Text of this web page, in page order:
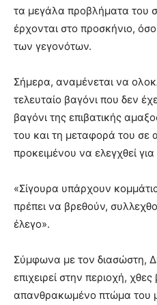
τα μεγάλα προβλήματα του
έρχονται στο προσκήνιο,
των γεγονότων.
Σήμερα, αναμένεται να
τελευταίο βαγόνι που δεν
βαγόνι της επιβατικής
του και τη μεταφορά του σε
προκειμένου να ελεγχθεί
«Σίγουρα υπάρχουν
πρέπει να βρεθούν,
έλεγο».
Σύμφωνα με τον διασώστη,
επιχειρεί στην περιοχή,
απανθρακωμένο πτώμα του